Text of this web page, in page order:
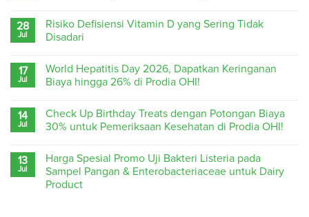
28
Jul
Risiko Defisiensi Vitamin D yang Sering Tidak
Disadari
17
Jul
World Hepatitis Day 2026, Dapatkan Keringanan
Biaya hingga 26% di Prodia OHI!
14
Jul
Check Up Birthday Treats dengan Potongan Biaya
30% untuk Pemeriksaan Kesehatan di Prodia OHI!
13
Jul
Harga Spesial Promo Uji Bakteri Listeria pada
Sampel Pangan & Enterobacteriaceae untuk Dairy
Product